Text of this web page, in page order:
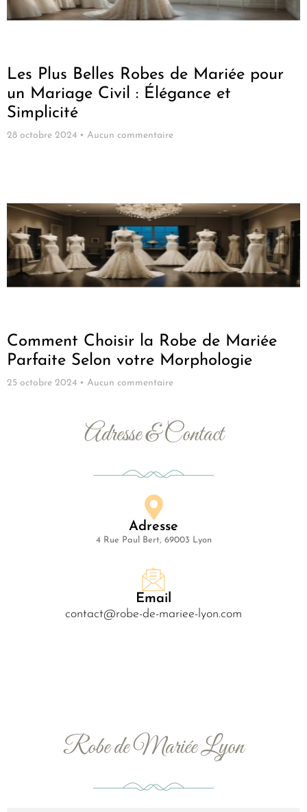
Les Plus Belles Robes de Mariée pour
un Mariage Civil : Élégance et
Simplicité
28 octobre 2024 Aucun commentaire
Comment Choisir la Robe de Mariée
Parfaite Selon votre Morphologie
25 octobre 2024 Aucun commentaire
Adresse & Contact
Adresse
4 Rue Paul Bert, 69003 Lyon
Email
contact@robe-de-mariee-lyon.com
Robe de Mariée Lyon